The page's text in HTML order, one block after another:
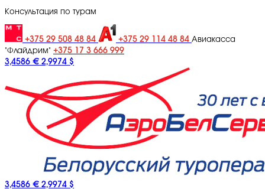
Консультация по турам
+375 29 508 48 84 +375 29 114 48 84 Авиакасса
"Флайдрим" +375 17 3 666 999
3,4586 € 2,9974 $
3,4586 € 2,9974 $